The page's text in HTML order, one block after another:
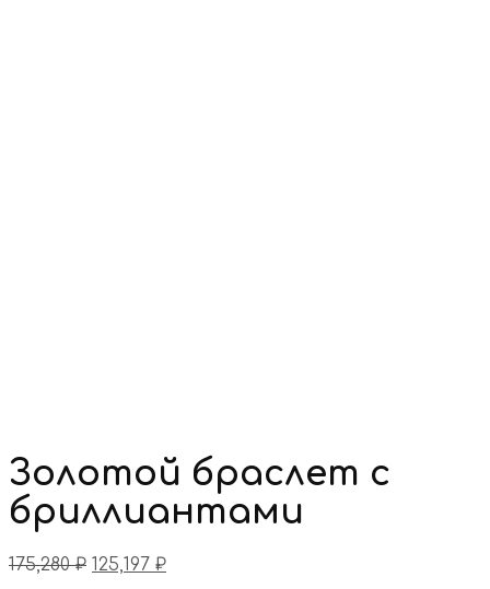
Золотой браслет с
бриллиантами
175,280₽ 125,197 ₽